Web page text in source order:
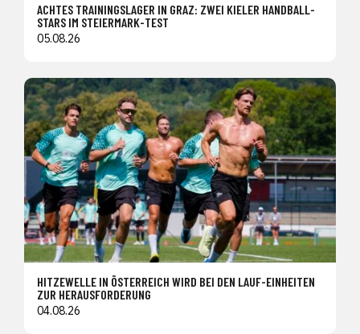
ACHTES TRAININGSLAGER IN GRAZ: ZWEI KIELER HANDBALL-
STARS IM STEIERMARK-TEST
05.08.26
HITZEWELLE IN ÖSTERREICH WIRD BEI DEN LAUF-EINHEITEN
ZUR HERAUSFORDERUNG
04.08.26